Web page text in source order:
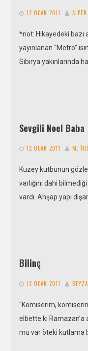
12 OCAK 2011
*not: Hikayedeki bazı
yayınlanan “Metro”
Sibirya yakınlarında
Sevgili Noel Baba
12 OCAK 2011 M.
Kuzey kutbunun
varlığını dahi
vardı. Ahşap yapı
Bilinç
12 OCAK 2011
“Komiserim,
elbette ki Ramazan’a
mu var öteki kutlama